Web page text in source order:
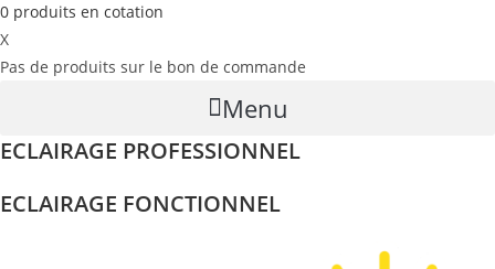
0 produits en cotation
X
Pas de produits sur le bon de commande
Menu
ECLAIRAGE PROFESSIONNEL
ECLAIRAGE FONCTIONNEL